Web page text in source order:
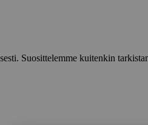
Suosittelemme kuitenkin